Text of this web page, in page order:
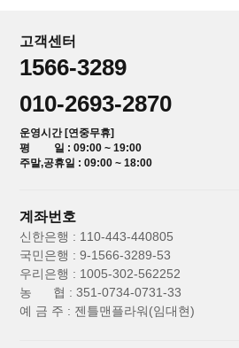
고객센터
1566-3289
010-2693-2870
운영시간 [연중무휴]
평 일 : 09:00 ~ 19:00
주말,공휴일 : 09:00 ~ 18:00
계좌번호
신한은행 : 110-443-440805
국민은행 : 9-1566-3289-53
우리은행 : 1005-302-562252
농 협 : 351-0734-0731-33
예 금 주 : 젠틀맨플라워(임대현)